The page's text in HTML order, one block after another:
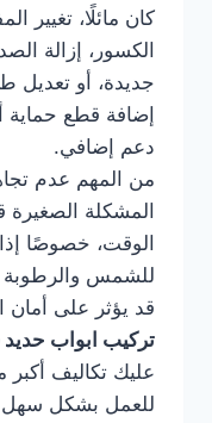
كان مائلًا، تغيير
الكسور، إزالة
جديدة، أو تعديل
إضافة قطع حماية
دعم إضافي.
من المهم عدم
المشكلة
الوقت، خصوصًا
للشمس والرطوبة
قد يؤثر على أمان
تركيب ابواب
عليك تكاليف
للعمل بشكل سهل